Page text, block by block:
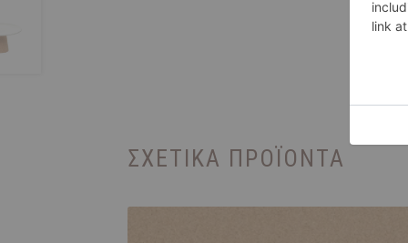
ΣΧΕΤΙΚΆ ΠΡΟΪΌΝΤΑ